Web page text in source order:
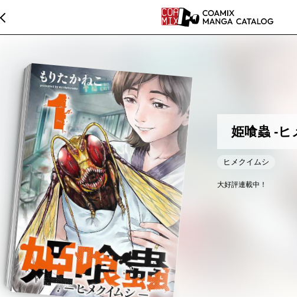
姫喰蟲 -ヒ
ヒメクイムシ
大好評連載中！